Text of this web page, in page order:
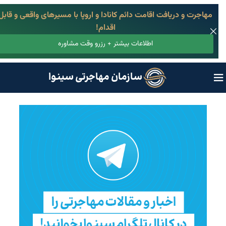
سازمان مهاجرتی سینوا
مهاجرت و دریافت اقامت دائم کانادا و اروپا با مسیرهای واقعی و
اقدام!
اطلاعات بیشتر + رزرو وقت مشاوره